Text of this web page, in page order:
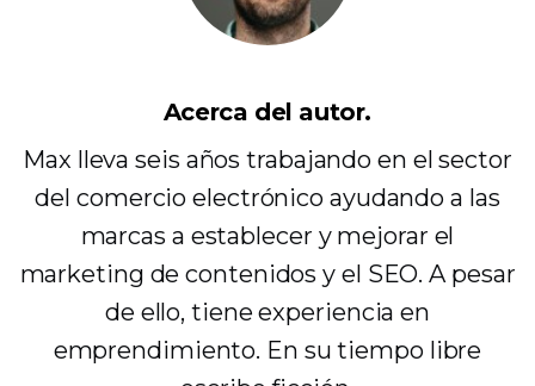
Acerca del autor.
Max lleva seis años trabajando en el sector
del comercio electrónico ayudando a las
marcas a establecer y mejorar el
marketing de contenidos y el SEO. A pesar
de ello, tiene experiencia en
emprendimiento. En su tiempo libre